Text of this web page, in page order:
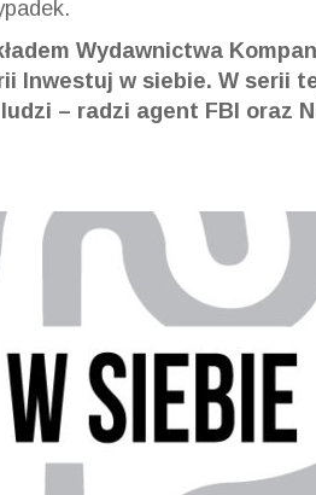
Wydawnictwa
Inwestuj w siebie. W serii
– radzi agent FBI oraz